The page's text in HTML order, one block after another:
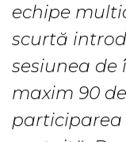
echipe
scurtă
sesiunea de
maxim 90
participarea